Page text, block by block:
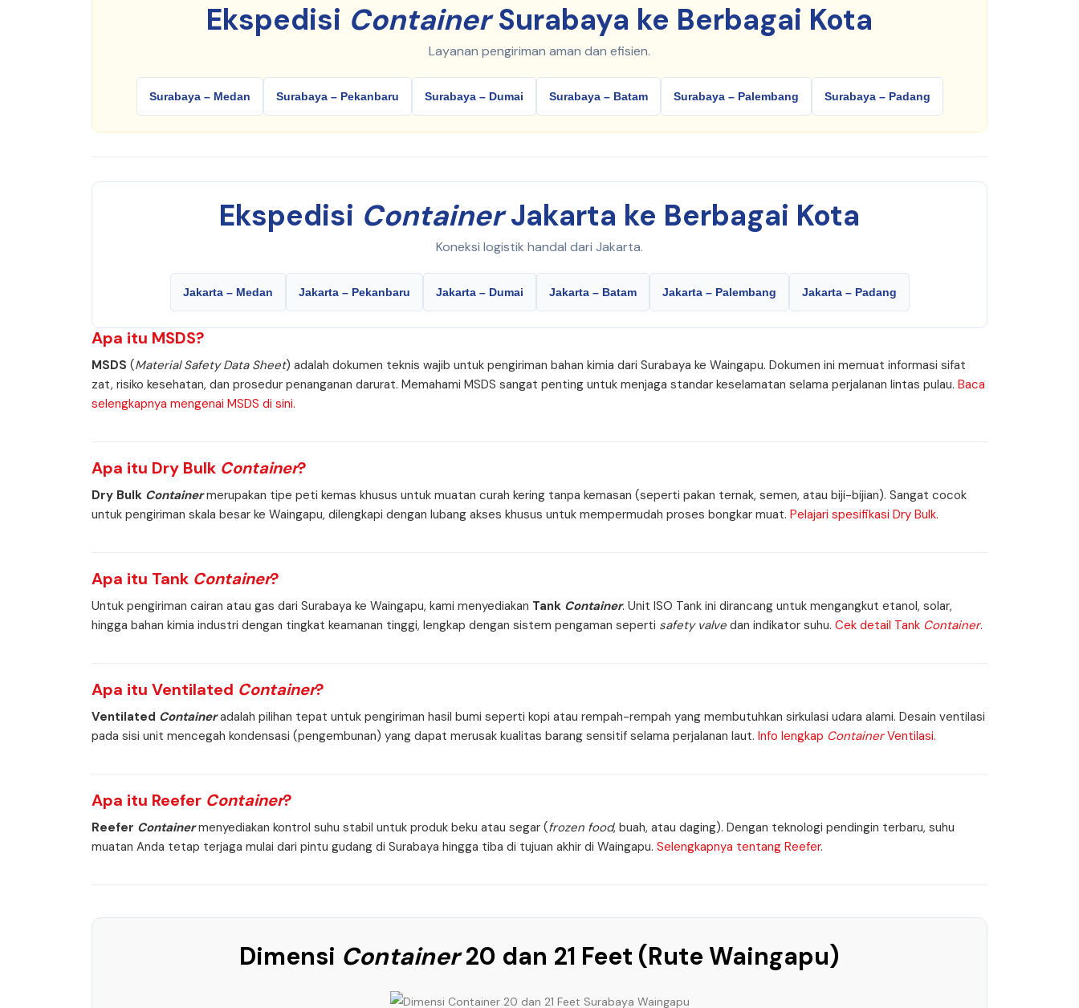
Ekspedisi ContainerSurabaya ke Berbagai Kota
Layanan pengiriman aman dan efisien.
Surabaya – Medan Surabaya – Pekanbaru Surabaya – Dumai Surabaya – Batam Surabaya – Palembang Surabaya – Padang
Ekspedisi ContainerJakarta ke Berbagai Kota
Koneksi logistik handal dari Jakarta.
Jakarta – Medan Jakarta – Pekanbaru Jakarta – Dumai Jakarta – Batam Jakarta – Palembang Jakarta – Padang
Apa itu MSDS?
MSDS (Material Safety Data Sheet) adalah dokumen teknis wajib untuk pengiriman bahan kimia dari Surabaya ke Waingapu. Dokumen ini memuat informasi sifat
zat, risiko kesehatan, dan prosedur penanganan darurat. Memahami MSDS sangat penting untuk menjaga standar keselamatan selama perjalanan lintas pulau. Baca
selengkapnya mengenai MSDS di sini.
Apa itu Dry Bulk Container?
Dry Bulk Containermerupakan tipe peti kemas khusus untuk muatan curah kering tanpa kemasan (seperti pakan ternak, semen, atau biji-bijian). Sangat cocok
untuk pengiriman skala besar ke Waingapu, dilengkapi dengan lubang akses khusus untuk mempermudah proses bongkar muat. Pelajari spesifikasi Dry Bulk.
Apa itu Tank Container?
Untuk pengiriman cairan atau gas dari Surabaya ke Waingapu, kami menyediakan Tank Container. Unit ISO Tank ini dirancang untuk mengangkut etanol, solar,
hingga bahan kimia industri dengan tingkat keamanan tinggi, lengkap dengan sistem pengaman seperti safety valve dan indikator suhu. Cek detail Tank Container.
Apa itu Ventilated Container?
Ventilated Containeradalah pilihan tepat untuk pengiriman hasil bumi seperti kopi atau rempah-rempah yang membutuhkan sirkulasi udara alami. Desain ventilasi
pada sisi unit mencegah kondensasi (pengembunan) yang dapat merusak kualitas barang sensitif selama perjalanan laut. Info lengkap ContainerVentilasi.
Apa itu Reefer Container?
Reefer Containermenyediakan kontrol suhu stabil untuk produk beku atau segar (frozen food, buah, atau daging). Dengan teknologi pendingin terbaru, suhu
muatan Anda tetap terjaga mulai dari pintu gudang di Surabaya hingga tiba di tujuan akhir di Waingapu. Selengkapnya tentang Reefer.
Dimensi Container20 dan 21 Feet (Rute Waingapu)